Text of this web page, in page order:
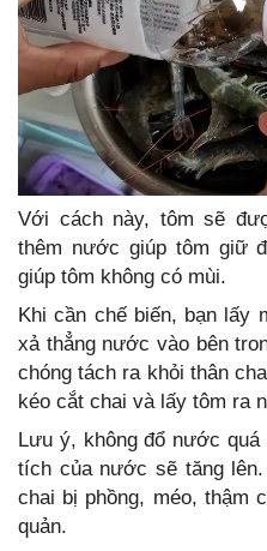
Với cách này, tôm sẽ
thêm nước giúp tôm giữ
giúp tôm không có mùi.
Khi cần chế biến, bạn lấy
xả thẳng nước vào bên
chóng tách ra khỏi thân
kéo cắt chai và lấy tôm ra
Lưu ý, không đổ nước
tích của nước sẽ tăng
chai bị phồng, méo, thậm
quản.